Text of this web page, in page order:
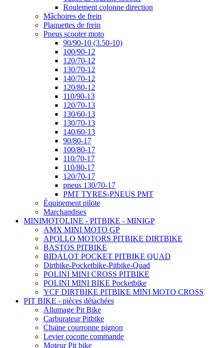
Roulement colonne direction
Mâchoires de frein
Plaquettes de frein
Pneus scooter moto
90/90-10 (3.50-10)
100/90-12
120/70-12
130/70-12
140/70-12
120/80-12
110/90-13
120/70-13
130/60-13
130/70-13
140/60-13
90/80-17
100/80-17
110/70-17
110/80-17
120/70-17
pneus 130/70-17
PMT TYRES-PNEUS PMT
Équipement pilote
Marchandises
MINIMOTOLINE - PITBIKE - MINIGP
AMX MINI MOTO GP
APOLLO MOTORS PITBIKE DIRTBIKE
BASTOS PITBIKE
BIDALOT POCKET PITBIKE QUAD
Dirtbike-Pocketbike-Pitbike-Quad
POLINI MINI CROSS PITBIKE
POLINI MINI BIKE Pocketbike
YCF DIRTBIKE PITBIKE MINI MOTO CROSS
PIT BIKE - pièces détachées
Allumage Pit Bike
Carburateur Pitbike
Chaine courronne pignon
Levier cocotte commande
Moteur Pit bike